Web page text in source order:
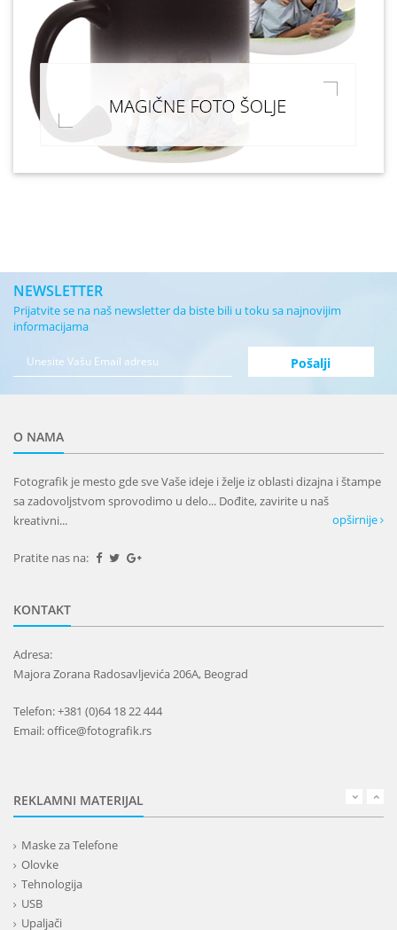
NEWSLETTER
Prijatvite se na naš newsletter da biste bili u toku sa najnovijim
informacijama
O NAMA
Fotografik je mesto gde sve Vaše ideje i želje iz oblasti dizajna i štampe
sa zadovoljstvom sprovodimo u delo... Dođite, zavirite u naš
kreativni...
opširnije
Pratite nas na:
KONTAKT
Adresa:
Majora Zorana Radosavljevića 206A, Beograd
Telefon: +381 (0)64 18 22 444
Email: office@fotografik.rs
REKLAMNI MATERIJAL
Maske za Telefone
Olovke
Tehnologija
USB
Upaljači